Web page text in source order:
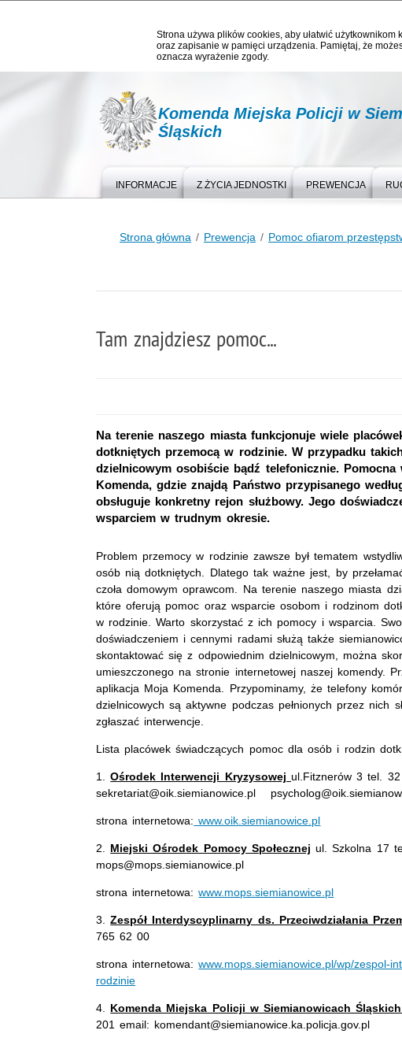
Strona używa plików cookies, aby ułatwić
oraz zapisanie w pamięci urządzenia. Pamiętaj, że
oznacza wyrażenie zgody.
Komenda Miejska Policji w
Śląskich
INFORMACJE Z ŻYCIA JEDNOSTKI PREWENCJA
Strona główna Prewencja Pomoc ofiarom
Tam znajdziesz pomoc...
Na terenie naszego miasta funkcjonuje wiele
dotkniętych przemocą w rodzinie. W przypadku
dzielnicowym osobiście bądź telefonicznie.
Komenda, gdzie znajdą Państwo przypisanego
obsługuje konkretny rejon służbowy. Jego
wsparciem w trudnym okresie.
Problem przemocy w rodzinie zawsze był tematem
osób nią dotkniętych. Dlatego tak ważne jest, by
czoła domowym oprawcom. Na terenie naszego miasta
które oferują pomoc oraz wsparcie osobom i rodzinom
w rodzinie. Warto skorzystać z ich pomocy i wsparcia.
doświadczeniem i cennymi radami służą także
skontaktować się z odpowiednim dzielnicowym, można
umieszczonego na stronie internetowej naszej komendy.
aplikacja Moja Komenda. Przypominamy, że telefony
dzielnicowych są aktywne podczas pełnionych przez
zgłaszać interwencje.
Lista placówek świadczących pomoc dla osób i rodzin
1.Ośrodek Interwencji Kryzysowej ul.Fitznerów 3 tel.
sekretariat@oik.siemianowice.pl
strona internetowa: www.oik.siemianowice.pl
2. Miejski Ośrodek Pomocy Społecznej ul. Szkolna 17
mops@mops.siemianowice.pl
strona internetowa:www.mops.siemianowice.pl
3.Zespół Interdyscyplinarny ds. Przeciwdziałania
765 62 00
strona internetowa:www.mops.siemianowice.pl/wp/zespol-
rodzinie
4. Komenda Miejska Policji w Siemianowicach
201 email: komendant@siemianowice.ka.policja.gov.pl